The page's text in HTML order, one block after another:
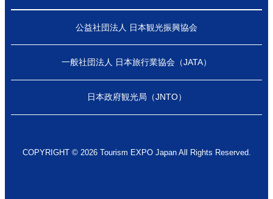
公益社団法人 日本観光振興協会
一般社団法人 日本旅行業協会（JATA）
日本政府観光局（JNTO）
COPYRIGHT © 2026 Tourism EXPO Japan All Rights Reserved.